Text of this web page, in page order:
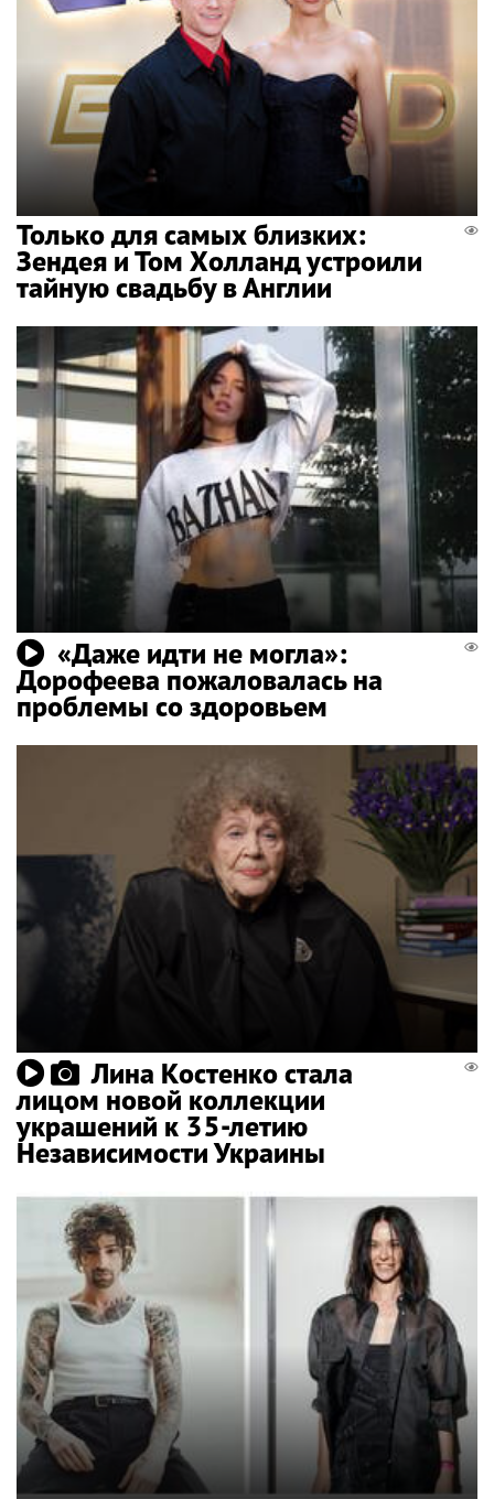
Только для самых близких:
Зендея и Том Холланд устроили
тайную свадьбу в Англии
«Даже идти не могла»:
Дорофеева пожаловалась на
проблемы со здоровьем
Лина Костенко стала
лицом новой коллекции
украшений к 35-летию
Независимости Украины